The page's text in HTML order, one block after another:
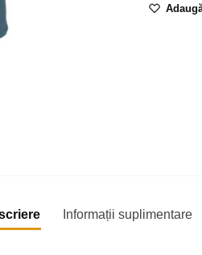
Informații suplimentare